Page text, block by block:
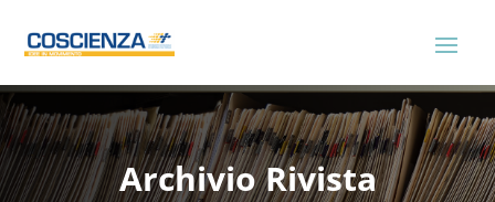
Archivio Rivista